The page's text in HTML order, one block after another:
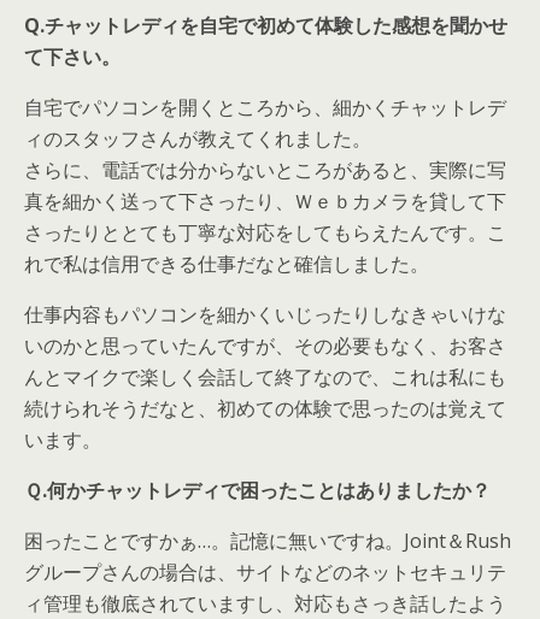
Q.チャットレディを自宅で初めて体験した感想を聞かせ
て下さい。
自宅でパソコンを開くところから、細かくチャットレデ
ィのスタッフさんが教えてくれました。
さらに、電話では分からないところがあると、実際に写
真を細かく送って下さったり、Ｗｅｂカメラを貸して下
さったりととても丁寧な対応をしてもらえたんです。こ
れで私は信用できる仕事だなと確信しました。
仕事内容もパソコンを細かくいじったりしなきゃいけな
いのかと思っていたんですが、その必要もなく、お客さ
んとマイクで楽しく会話して終了なので、これは私にも
続けられそうだなと、初めての体験で思ったのは覚えて
います。
Ｑ.何かチャットレディで困ったことはありましたか？
困ったことですかぁ…。記憶に無いですね。Joint＆Rush
グループさんの場合は、サイトなどのネットセキュリテ
ィ管理も徹底されていますし、対応もさっき話したよう